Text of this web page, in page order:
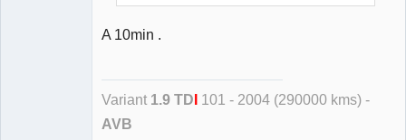
A 10min .
Variant 1.9 TD 101 - 2004 (290000 kms) -
AVB